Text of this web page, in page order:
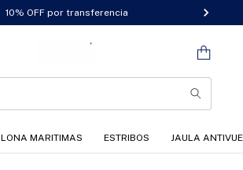
10% OFF por transferencia
LONA MARITIMAS ESTRIBOS JAULA